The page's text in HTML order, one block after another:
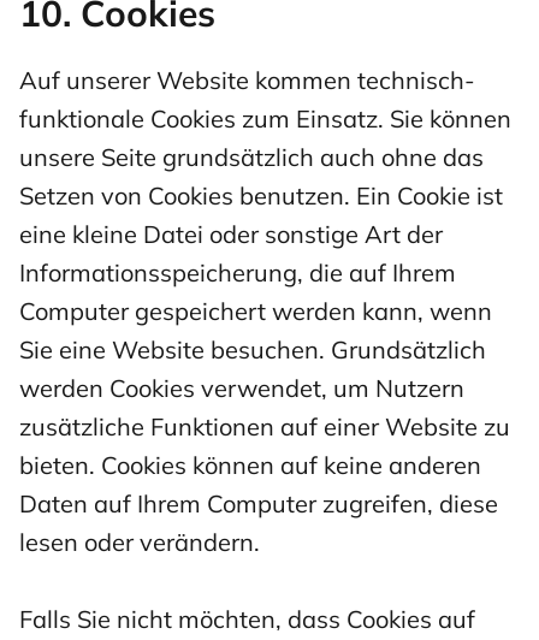
10. Cookies
Auf unserer Website kommen technisch-
funktionale Cookies zum Einsatz. Sie können
unsere Seite grundsätzlich auch ohne das
Setzen von Cookies benutzen. Ein Cookie ist
eine kleine Datei oder sonstige Art der
Informationsspeicherung, die auf Ihrem
Computer gespeichert werden kann, wenn
Sie eine Website besuchen. Grundsätzlich
werden Cookies verwendet, um Nutzern
zusätzliche Funktionen auf einer Website zu
bieten. Cookies können auf keine anderen
Daten auf Ihrem Computer zugreifen, diese
lesen oder verändern.
Falls Sie nicht möchten, dass Cookies auf